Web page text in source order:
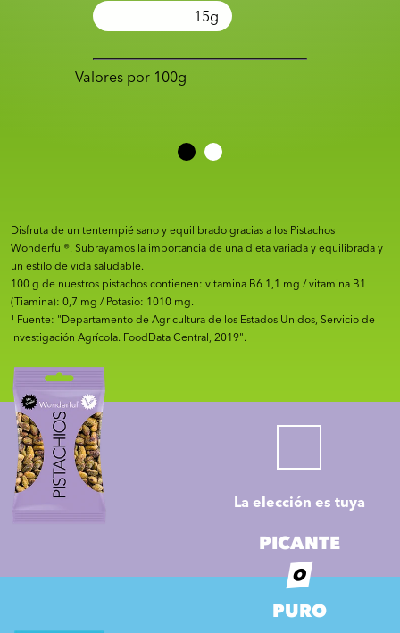
15g
Valores por 100g
Disfruta de un tentempié sano y equilibrado gracias a los Pistachos
Wonderful®. Subrayamos la importancia de una dieta variada y equilibrada y
un estilo de vida saludable.
100 g de nuestros pistachos contienen: vitamina B6 1,1 mg / vitamina B1
(Tiamina): 0,7 mg / Potasio: 1010 mg.
¹ Fuente: "Departamento de Agricultura de los Estados Unidos, Servicio de
Investigación Agrícola. FoodData Central, 2019".
La elección es tuya
PICANTE
O
PURO